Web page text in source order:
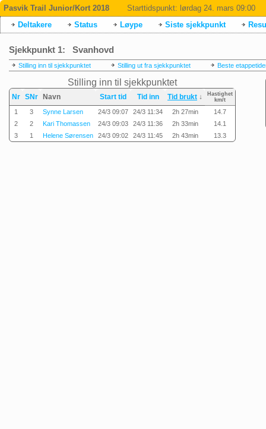
Pasvik Trail Junior/Kort 2018 Starttidspunkt: lørdag 24. mars 09:00
Deltakere
Status Løype Siste sjekkpunkt
Sjekkpunkt 1: Svanhovd
Stilling inn til sjekkpunktet Stilling ut fra sjekkpunktet Beste
Stilling inn til sjekkpunktet
Nr SNr Navn Start tid Tid inn Tid brukt ↓
Hastighet
km/t
1 3 Synne Larsen 24/3 09:07 24/3 11:34 2h 27min
14.7
2
2 Kari Thomassen 24/3 09:03 24/3 11:36 2h 33min
14.1
3
1 Helene Sørensen 24/3 09:02 24/3 11:45 2h 43min 13.3